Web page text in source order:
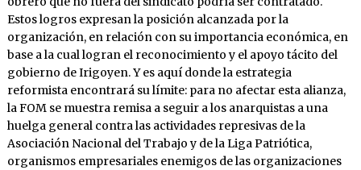
Estos logros expresan la posición alcanzada por la
organización, en relación con su importancia económica, en
base a la cual logran el reconocimiento y el apoyo tácito del
gobierno de Irigoyen. Y es aquí donde la estrategia
reformista encontrará su límite: para no afectar esta alianza,
la FOM se muestra remisa a seguir a los anarquistas a una
huelga general contra las actividades represivas de la
Asociación Nacional del Trabajo y de la Liga Patriótica,
organismos empresariales enemigos de las organizaciones